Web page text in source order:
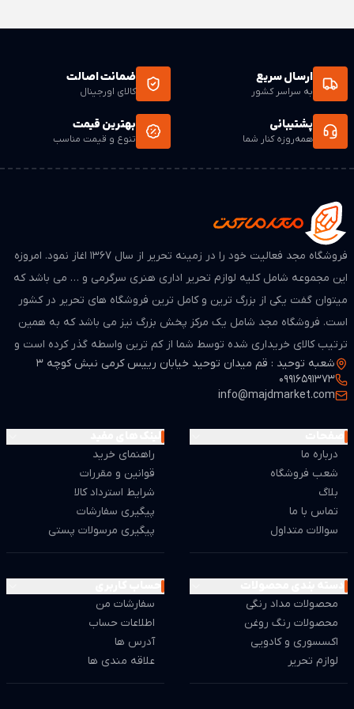
ارسال سریع
به سراسر کشور
ضمانت اصالت
کالای اورجینال
پشتیبانی
همه‌روزه کنار شما
بهترین قیمت
تنوع و قیمت مناسب
فروشگاه مجد فعالیت خود را در زمینه تحریر از سال ۱۳۶۷ اغاز نمود. امروزه
این مجموعه شامل کلیه لوازم تحریر اداری هنری سرگرمی و … می باشد که
میتوان گفت یکی از بزرگ ترین و کامل ترین فروشگاه های تحریر در کشور
است. فروشگاه مجد شامل یک مرکز پخش بزرگ نیز می باشد که به همین
ترتیب کالای خریداری شده توسط شما از کم ترین واسطه گذر کرده است و
از لحاظ قیمت بسیار مطمن و مناسب می باشد.
شعبه توحید : قم میدان توحید خیابان رییس کرمی نبش کوچه 3
09916591373
info@majdmarket.com
درباره ما
شعب فروشگاه
بلاگ
تماس با ما
سوالات متداول
راهنمای خرید
قوانین و مقررات
شرایط استرداد کالا
پیگیری سفارشات
پیگیری مرسولات پستی
محصولات مداد رنگی
محصولات رنگ روغن
اکسسوری و کادویی
لوازم تحریر
سفارشات من
اطلاعات حساب
آدرس ها
علاقه مندی ها